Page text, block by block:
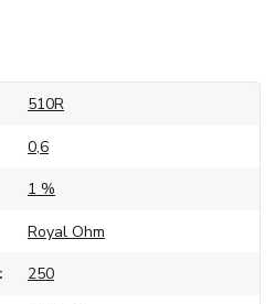
510R
0,6
1 %
Royal Ohm
250